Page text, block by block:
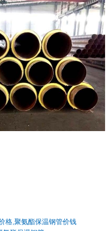
格,聚氨酯保温钢管价钱